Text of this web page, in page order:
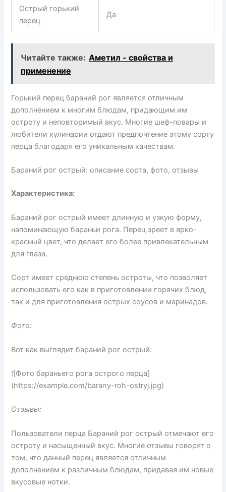
Острый горький
перец
Да
Читайте также: Аметил - свойства и
применение
Горький перец бараний рог является отличным
дополнением к многим блюдам, придающим им
остроту и неповторимый вкус. Многие шеф-повары и
любители кулинарии отдают предпочтение этому сорту
перца благодаря его уникальным качествам.
Бараний рог острый: описание сорта, фото, отзывы
Характеристика:
Бараний рог острый имеет длинную и узкую форму,
напоминающую бараньи рога. Перец зреет в ярко-
красный цвет, что делает его более привлекательным
для глаза.
Сорт имеет среднюю степень остроты, что позволяет
использовать его как в приготовлении горячих блюд,
так и для приготовления острых соусов и маринадов.
Фото:
Вот как выглядит бараний рог острый:
![Фото бараньего рога острого перца]
(https://example.com/barany-roh-ostryj.jpg)
Отзывы:
Пользователи перца Бараний рог острый отмечают его
остроту и насыщенный вкус. Многие отзывы говорят о
том, что данный перец является отличным
дополнением к различным блюдам, придавая им новые
вкусовые нотки.